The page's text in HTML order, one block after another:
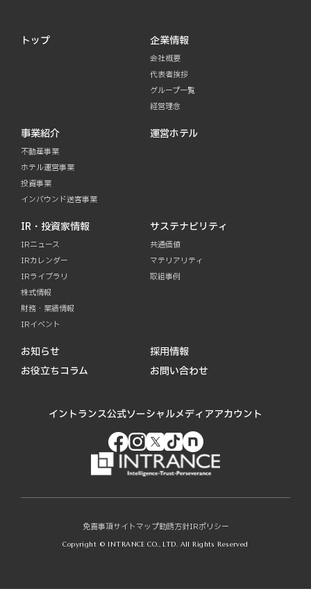
トップ 企業情報
会社概要
代表者挨拶
グループ一覧
経営理念
事業紹介
不動産事業
ホテル運営事業
投資事業
インバウンド送客事業
運営ホテル
IR・投資家情報
IRニュース
IRカレンダー
IRライブラリ
株式情報
財務・業績情報
IRイベント
サステナビリティ
共通価値
マテリアリティ
取組事例
お知らせ
お役立ちコラム
採用情報
お問い合わせ
イントランス公式ソーシャルメディアアカウント
免責事項サイトマップ勧誘方針IRポリシー
Copyright © INTRANCE CO., LTD. All Rights Reserved